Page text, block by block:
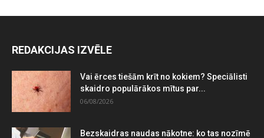
REDAKCIJAS IZVĒLE
Vai ērces tiešām krīt no kokiem? Speciālisti
skaidro populārākos mītus par...
06/08/2026
Bezskaidras naudas nākotne: ko tas nozīmē